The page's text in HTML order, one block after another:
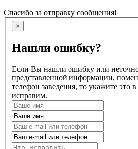
Спасибо за отправку сообщения!
×
Нашли ошибку?
Если Вы нашли ошибку или
представленной информации,
телефон заведения, то укажите
исправим.